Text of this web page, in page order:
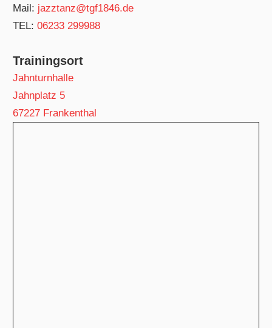
Mail: jazztanz@tgf1846.de
TEL:06233 299988
Trainingsort
Jahnturnhalle
Jahnplatz 5
67227 Frankenthal